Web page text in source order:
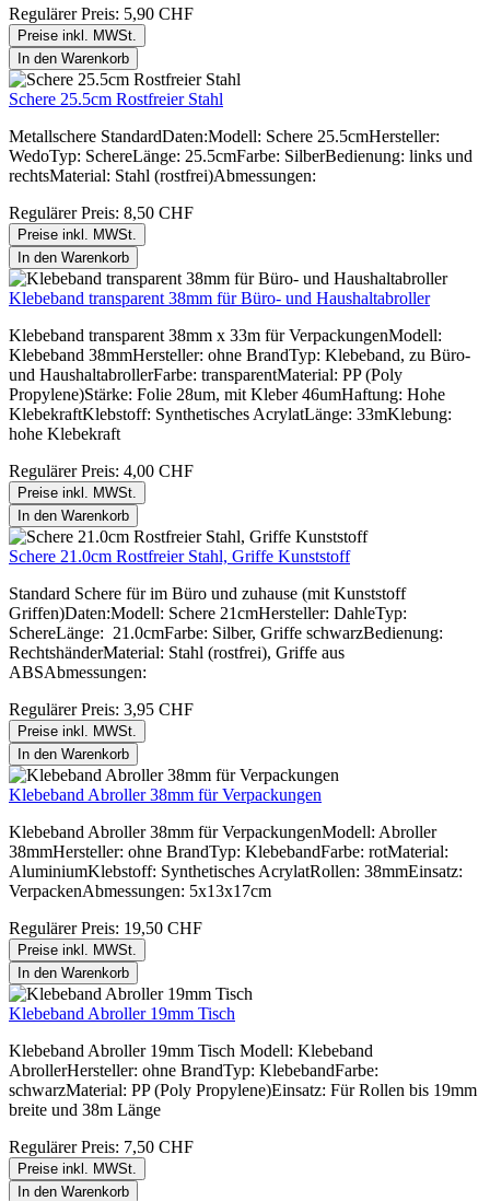
Regulärer Preis: 5,90 CHF
Preise inkl. MWSt.
In den Warenkorb
Schere 25.5cm Rostfreier Stahl
Metallschere StandardDaten:Modell: Schere 25.5cmHersteller:
WedoTyp: SchereLänge: 25.5cmFarbe: SilberBedienung: links und
rechtsMaterial: Stahl (rostfrei)Abmessungen:
Regulärer Preis: 8,50 CHF
Preise inkl. MWSt.
In den Warenkorb
Klebeband transparent 38mm für Büro- und Haushaltabroller
Klebeband transparent 38mm x 33m für VerpackungenModell:
Klebeband 38mmHersteller: ohne BrandTyp: Klebeband, zu Büro-
und HaushaltabrollerFarbe: transparentMaterial: PP (Poly
Propylene)Stärke: Folie 28um, mit Kleber 46umHaftung: Hohe
KlebekraftKlebstoff: Synthetisches AcrylatLänge: 33mKlebung:
hohe Klebekraft
Regulärer Preis: 4,00 CHF
Preise inkl. MWSt.
In den Warenkorb
Schere 21.0cm Rostfreier Stahl, Griffe Kunststoff
Standard Schere für im Büro und zuhause (mit Kunststoff
Griffen)Daten:Modell: Schere 21cmHersteller: DahleTyp:
SchereLänge: 21.0cmFarbe: Silber, Griffe schwarzBedienung:
RechtshänderMaterial: Stahl (rostfrei), Griffe aus
ABSAbmessungen:
Regulärer Preis: 3,95 CHF
Preise inkl. MWSt.
In den Warenkorb
Klebeband Abroller 38mm für Verpackungen
Klebeband Abroller 38mm für VerpackungenModell: Abroller
38mmHersteller: ohne BrandTyp: KlebebandFarbe: rotMaterial:
AluminiumKlebstoff: Synthetisches AcrylatRollen: 38mmEinsatz:
VerpackenAbmessungen: 5x13x17cm
Regulärer Preis: 19,50 CHF
Preise inkl. MWSt.
In den Warenkorb
Klebeband Abroller 19mm Tisch
Klebeband Abroller 19mm Tisch Modell: Klebeband
AbrollerHersteller: ohne BrandTyp: KlebebandFarbe:
schwarzMaterial: PP (Poly Propylene)Einsatz: Für Rollen bis 19mm
breite und 38m Länge
Regulärer Preis: 7,50 CHF
Preise inkl. MWSt.
In den Warenkorb